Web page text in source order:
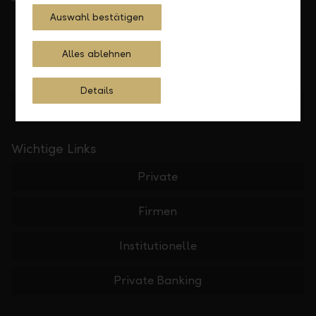
Standorte finden
Wichtige Links
Private
Firmen
Institutionelle
Private Banking
Auswahl bestätigen
Alles ablehnen
Details